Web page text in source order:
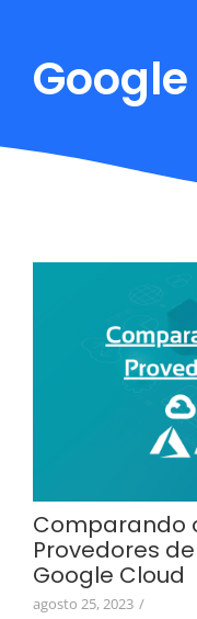
Comparando
Provedores de
Google Cloud
agosto 25, 2023 /